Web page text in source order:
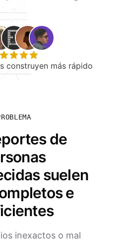
construyen más rápido
de
suelen
e
inexactos o mal